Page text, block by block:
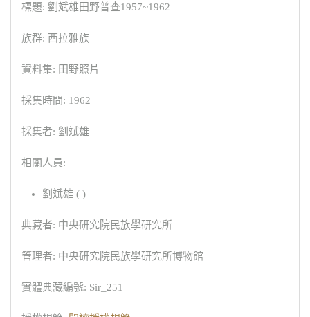
標題: 劉斌雄田野普查1957~1962
族群: 西拉雅族
資料集: 田野照片
採集時間: 1962
採集者: 劉斌雄
相關人員:
劉斌雄 ( )
典藏者: 中央研究院民族學研究所
管理者: 中央研究院民族學研究所博物館
實體典藏編號: Sir_251